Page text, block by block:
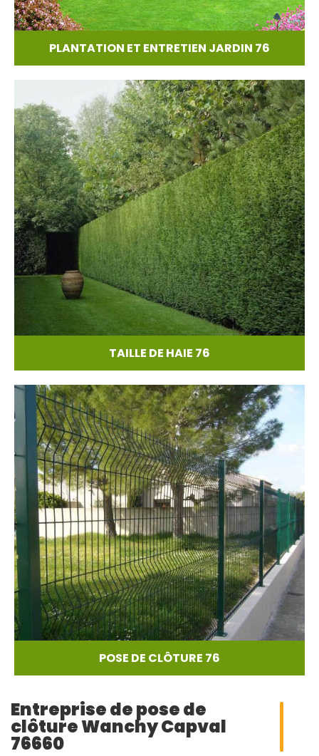
PLANTATION ET ENTRETIEN JARDIN 76
TAILLE DE HAIE 76
POSE DE CLÔTURE 76
Entreprise de pose de
clôture Wanchy Capval
76660